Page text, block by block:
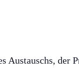
Austauschs,